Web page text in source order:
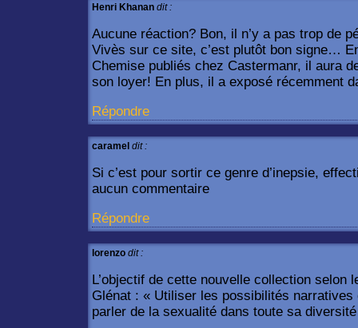
Henri Khanan dit :
Aucune réaction? Bon, il n’y a pas trop de
Vivès sur ce site, c’est plutôt bon signe…
Chemise publiés chez Castermanr, il aura
son loyer! En plus, il a exposé récemment
Répondre
caramel dit :
Si c’est pour sortir ce genre d’inepsie,
aucun commentaire
Répondre
lorenzo dit :
L’objectif de cette nouvelle collection selon
Glénat : « Utiliser les possibilités narratives
parler de la sexualité dans toute sa